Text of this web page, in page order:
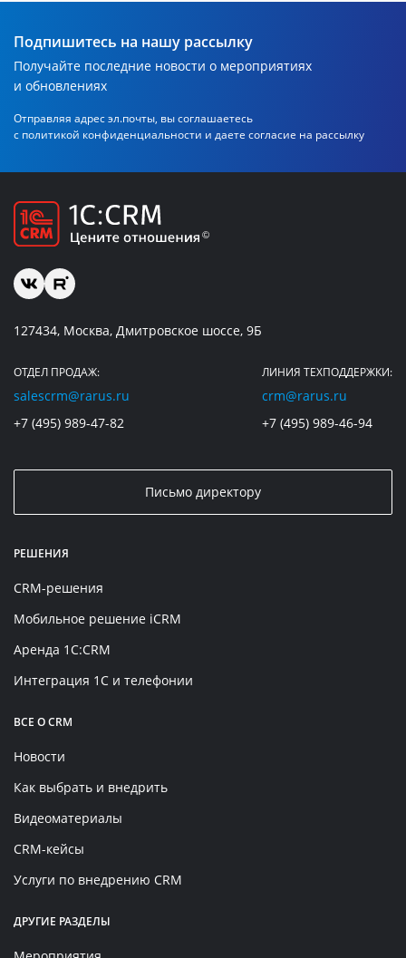
Подпишитесь на нашу рассылку
Получайте последние новости о мероприятиях
и обновлениях
Отправляя адрес эл.почты, вы соглашаетесь
с политикой конфиденциальности и даете согласие на рассылку
127434, Москва, Дмитровское шоссе, 9Б
ОТДЕЛ ПРОДАЖ:
salescrm@rarus.ru
+7 (495) 989-47-82
ЛИНИЯ ТЕХПОДДЕРЖКИ:
crm@rarus.ru
+7 (495) 989-46-94
Письмо директору
РЕШЕНИЯ
CRM-решения
Мобильное решение iCRM
Аренда 1C:CRM
Интеграция 1С и телефонии
ВСЕ О CRM
Новости
Как выбрать и внедрить
Видеоматериалы
CRM-кейсы
Услуги по внедрению CRM
ДРУГИЕ РАЗДЕЛЫ